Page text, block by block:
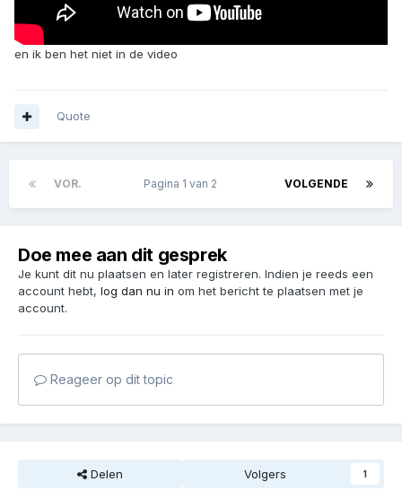
en ik ben het niet in de video
Quote
VOR. VOLGENDE
Pagina 1 van 2
Doe mee aan dit gesprek
Je kunt dit nu plaatsen en later registreren. Indien je reeds een
account hebt, log dan nu in om het bericht te plaatsen met je
account.
Reageer op dit topic
Delen Volgers 1